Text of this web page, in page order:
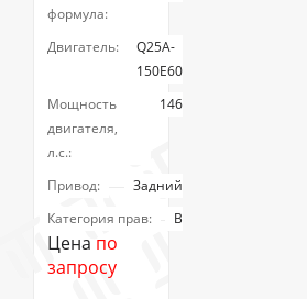
формула:
Двигатель:
Q25A-
150E60
Мощность
двигателя,
л.с.:
146
Привод:
Задний
Категория прав:
В
Цена по
запросу